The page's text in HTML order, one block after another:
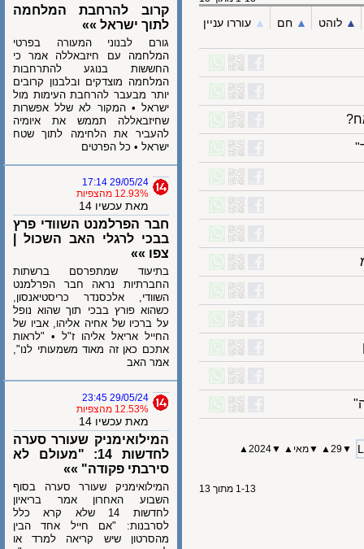
לוהט ▲︎ חם ▲︎ עוררו עניין
29
▲
▼מאי▲
▼
2024
▲
1-13 מתוך 13
קרוב להרחבת המלחמה
לתוך ישראל »»
גורם לבנוני המעורה בפרטי
המלחמה עם חיזבאללה אמר כי
החששות בנוגע להתרחבות
המלחמה מוצדקים ובלבנון קרובים
יותר מבעבר להרחבת העימות מול
ישראל • המקור לא שלל אפשרות
שחיזבאללה תממש את איומיה
להעביר את הלחימה לתוך שטח
ישראל • כל הפרטים
29/05/24 17:14
12.93% מהצפיות
מאת עכשיו 14
חבר הפרלמנט השוודי פרץ
בבכי לרגלי האב השכול |
צפו »»
בתיעוד שמתפרסם ברשתות
החברתיות נראה חבר הפרלמנט
השוודי, אלכסנדר כריסטיאנסון,
כשהוא פורץ בבכי תוך שהוא נופל
על ברכיו של אחיה אליהו, אביו של
החייל אריאל אליהו ז"ל • "לראות
אתכם כאן זה מאוד משמעותי לנו",
אמר האב
29/05/24 23:45
12.53% מהצפיות
מאת עכשיו 14
המילואימניק שעורר סערה
לחדשות 14: "מעולם לא
סירבתי פקודה" »»
המילואימניק שעורר סערה בסוף
השבוע האחרון אמר בריאיון
לחדשות 14 שלא קרא כלל
לסרבנות: "אם חייל אחד הבין
מהסרטון שיש קריאה למרד או